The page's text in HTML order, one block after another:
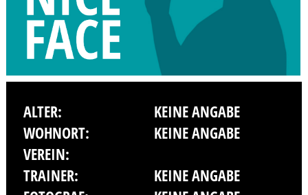
ALTER:
KEINE ANGABE
WOHNORT:
KEINE ANGABE
VEREIN:
TRAINER:
KEINE ANGABE